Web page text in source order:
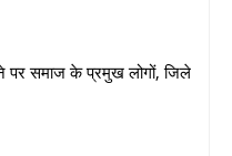
पर समाज के प्रमुख लोगों, जिले